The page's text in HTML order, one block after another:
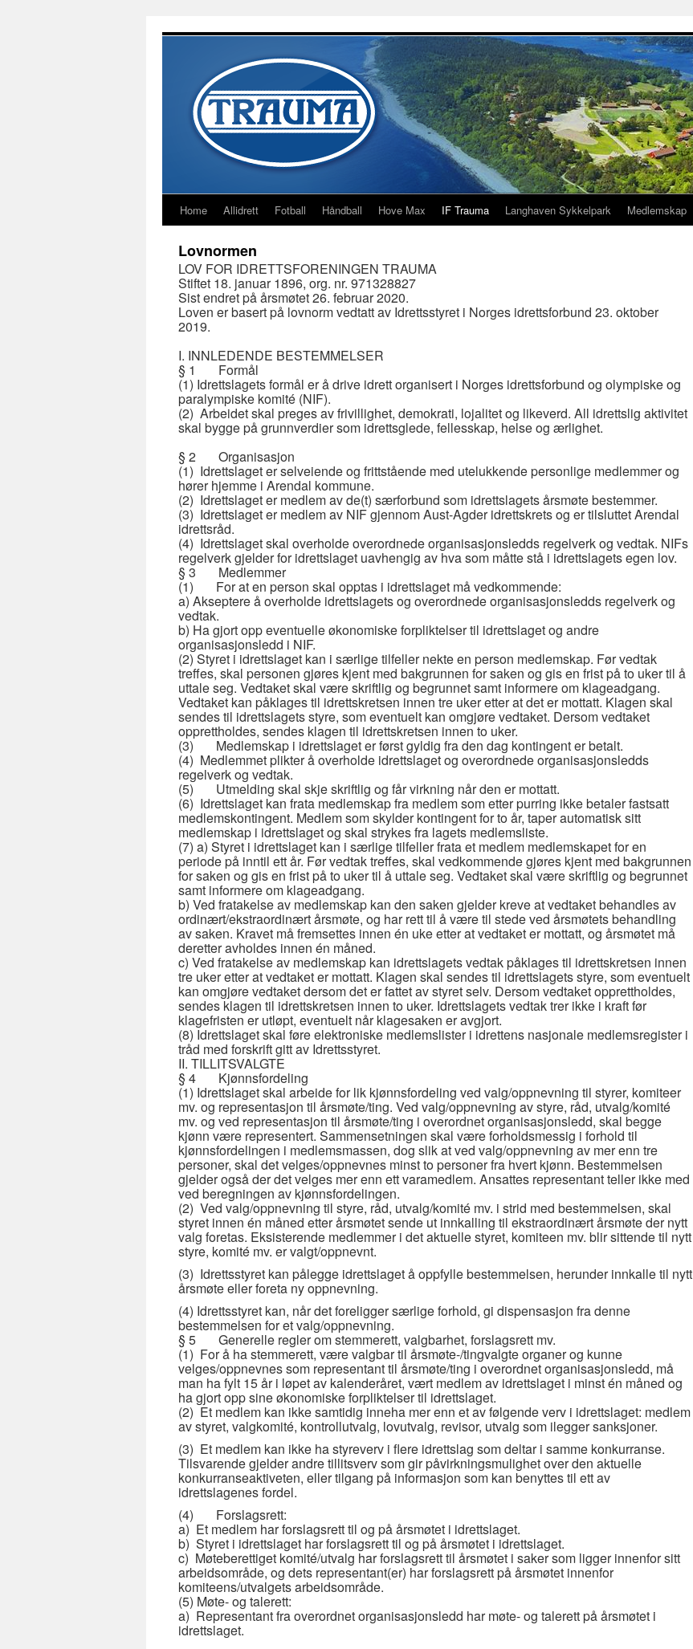
Home Allidrett Fotball Håndball Hove Max IF Trauma Langhaven Sykkelpark Medlemskap
Lovnormen
LOV FOR IDRETTSFORENINGEN TRAUMA
Stiftet 18. januar 1896, org. nr. 971328827
Sist endret på årsmøtet 26. februar 2020.
Loven er basert på lovnorm vedtatt av Idrettsstyret i Norges idrettsforbund 23. oktober
2019.
I. INNLEDENDE BESTEMMELSER
§ 1 Formål
(1) Idrettslagets formål er å drive idrett organisert i Norges idrettsforbund og olympiske og
paralympiske komité (NIF).
(2) Arbeidet skal preges av frivillighet, demokrati, lojalitet og likeverd. All idrettslig aktivitet
skal bygge på grunnverdier som idrettsglede, fellesskap, helse og ærlighet.
§ 2 Organisasjon
(1) Idrettslaget er selveiende og frittstående med utelukkende personlige medlemmer og
hører hjemme i Arendal kommune.
(2) Idrettslaget er medlem av de(t) særforbund som idrettslagets årsmøte bestemmer.
(3) Idrettslaget er medlem av NIF gjennom Aust-Agder idrettskrets og er tilsluttet Arendal
idrettsråd.
(4) Idrettslaget skal overholde overordnede organisasjonsledds regelverk og vedtak. NIFs
regelverk gjelder for idrettslaget uavhengig av hva som måtte stå i idrettslagets egen lov.
§ 3 Medlemmer
(1) For at en person skal opptas i idrettslaget må vedkommende:
a) Akseptere å overholde idrettslagets og overordnede organisasjonsledds regelverk og
vedtak.
b) Ha gjort opp eventuelle økonomiske forpliktelser til idrettslaget og andre
organisasjonsledd i NIF.
(2) Styret i idrettslaget kan i særlige tilfeller nekte en person medlemskap. Før vedtak
treffes, skal personen gjøres kjent med bakgrunnen for saken og gis en frist på to uker til å
uttale seg. Vedtaket skal være skriftlig og begrunnet samt informere om klageadgang.
Vedtaket kan påklages til idrettskretsen innen tre uker etter at det er mottatt. Klagen skal
sendes til idrettslagets styre, som eventuelt kan omgjøre vedtaket. Dersom vedtaket
opprettholdes, sendes klagen til idrettskretsen innen to uker.
(3) Medlemskap i idrettslaget er først gyldig fra den dag kontingent er betalt.
(4) Medlemmet plikter å overholde idrettslaget og overordnede organisasjonsledds
regelverk og vedtak.
(5) Utmelding skal skje skriftlig og får virkning når den er mottatt.
(6) Idrettslaget kan frata medlemskap fra medlem som etter purring ikke betaler fastsatt
medlemskontingent. Medlem som skylder kontingent for to år, taper automatisk sitt
medlemskap i idrettslaget og skal strykes fra lagets medlemsliste.
(7) a) Styret i idrettslaget kan i særlige tilfeller frata et medlem medlemskapet for en
periode på inntil ett år. Før vedtak treffes, skal vedkommende gjøres kjent med bakgrunnen
for saken og gis en frist på to uker til å uttale seg. Vedtaket skal være skriftlig og begrunnet
samt informere om klageadgang.
b) Ved fratakelse av medlemskap kan den saken gjelder kreve at vedtaket behandles av
ordinært/ekstraordinært årsmøte, og har rett til å være til stede ved årsmøtets behandling
av saken. Kravet må fremsettes innen én uke etter at vedtaket er mottatt, og årsmøtet må
deretter avholdes innen én måned.
c) Ved fratakelse av medlemskap kan idrettslagets vedtak påklages til idrettskretsen innen
tre uker etter at vedtaket er mottatt. Klagen skal sendes til idrettslagets styre, som eventuelt
kan omgjøre vedtaket dersom det er fattet av styret selv. Dersom vedtaket opprettholdes,
sendes klagen til idrettskretsen innen to uker. Idrettslagets vedtak trer ikke i kraft før
klagefristen er utløpt, eventuelt når klagesaken er avgjort.
(8) Idrettslaget skal føre elektroniske medlemslister i idrettens nasjonale medlemsregister i
tråd med forskrift gitt av Idrettsstyret.
II. TILLITSVALGTE
§ 4 Kjønnsfordeling
(1) Idrettslaget skal arbeide for lik kjønnsfordeling ved valg/oppnevning til styrer, komiteer
mv. og representasjon til årsmøte/ting. Ved valg/oppnevning av styre, råd, utvalg/komité
mv. og ved representasjon til årsmøte/ting i overordnet organisasjonsledd, skal begge
kjønn være representert. Sammensetningen skal være forholdsmessig i forhold til
kjønnsfordelingen i medlemsmassen, dog slik at ved valg/oppnevning av mer enn tre
personer, skal det velges/oppnevnes minst to personer fra hvert kjønn. Bestemmelsen
gjelder også der det velges mer enn ett varamedlem. Ansattes representant teller ikke med
ved beregningen av kjønnsfordelingen.
(2) Ved valg/oppnevning til styre, råd, utvalg/komité mv. i strid med bestemmelsen, skal
styret innen én måned etter årsmøtet sende ut innkalling til ekstraordinært årsmøte der nytt
valg foretas. Eksisterende medlemmer i det aktuelle styret, komiteen mv. blir sittende til nytt
styre, komité mv. er valgt/oppnevnt.
(3) Idrettsstyret kan pålegge idrettslaget å oppfylle bestemmelsen, herunder innkalle til nytt
årsmøte eller foreta ny oppnevning.
(4) Idrettsstyret kan, når det foreligger særlige forhold, gi dispensasjon fra denne
bestemmelsen for et valg/oppnevning.
§ 5 Generelle regler om stemmerett, valgbarhet, forslagsrett mv.
(1) For å ha stemmerett, være valgbar til årsmøte-/tingvalgte organer og kunne
velges/oppnevnes som representant til årsmøte/ting i overordnet organisasjonsledd, må
man ha fylt 15 år i løpet av kalenderåret, vært medlem av idrettslaget i minst én måned og
ha gjort opp sine økonomiske forpliktelser til idrettslaget.
(2) Et medlem kan ikke samtidig inneha mer enn et av følgende verv i idrettslaget: medlem
av styret, valgkomité, kontrollutvalg, lovutvalg, revisor, utvalg som ilegger sanksjoner.
(3) Et medlem kan ikke ha styreverv i flere idrettslag som deltar i samme konkurranse.
Tilsvarende gjelder andre tillitsverv som gir påvirkningsmulighet over den aktuelle
konkurranseaktiveten, eller tilgang på informasjon som kan benyttes til ett av
idrettslagenes fordel.
(4) Forslagsrett:
a) Et medlem har forslagsrett til og på årsmøtet i idrettslaget.
b) Styret i idrettslaget har forslagsrett til og på årsmøtet i idrettslaget.
c) Møteberettiget komité/utvalg har forslagsrett til årsmøtet i saker som ligger innenfor sitt
arbeidsområde, og dets representant(er) har forslagsrett på årsmøtet innenfor
komiteens/utvalgets arbeidsområde.
(5) Møte- og talerett:
a) Representant fra overordnet organisasjonsledd har møte- og talerett på årsmøtet i
idrettslaget.